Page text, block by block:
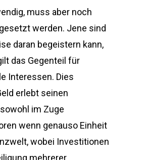
muss aber noch
werden. Jene sind
daran begeistern kann,
das Gegenteil für
Interessen. Dies
erlebt seinen
im Zuge
wenn genauso Einheit
wobei Investitionen
mehrerer